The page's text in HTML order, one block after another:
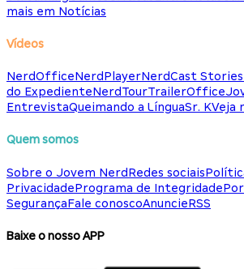
mais em Notícias
Vídeos
NerdOfficeNerdPlayerNerdCast Stories
do ExpedienteNerdTourTrailerOffice
EntrevistaQueimando a LínguaSr. KVeja
Quem somos
Sobre o Jovem NerdRedes sociais
PrivacidadePrograma de Integridade
SegurançaFale conoscoAnuncieRSS
Baixe o nosso APP